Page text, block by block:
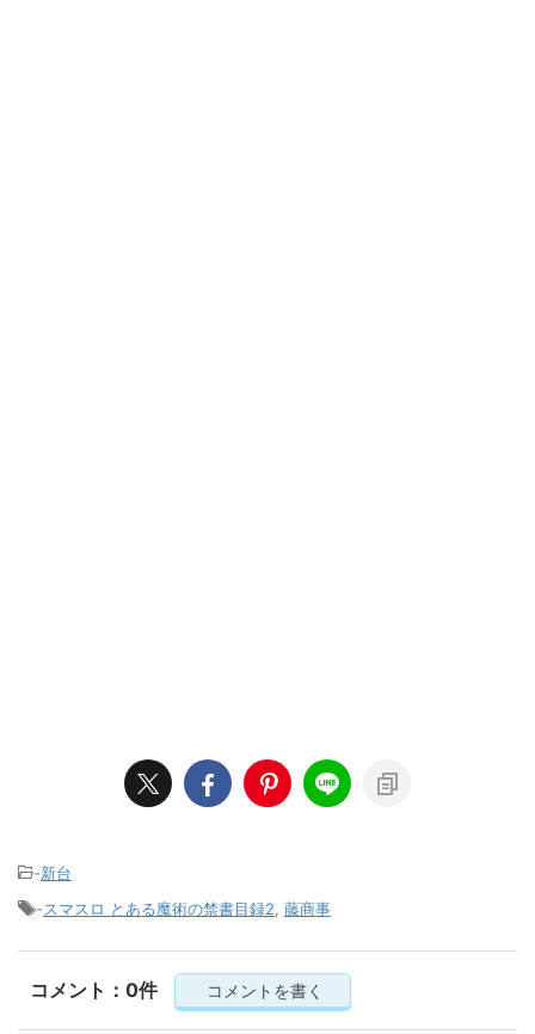
-新台
-スマスロ とある魔術の禁書目録2 藤商事
コメント：0件 コメントを書く